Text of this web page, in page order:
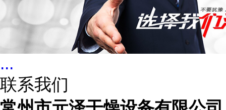
...
联系我们